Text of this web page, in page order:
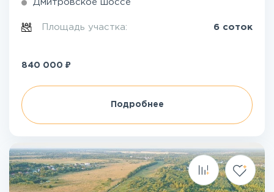
Дмитровское шоссе
Площадь участка: 6 соток
840 000 ₽
Подробнее